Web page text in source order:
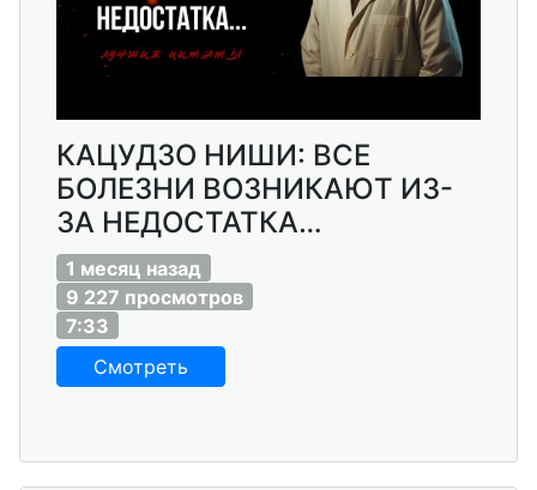
КАЦУДЗО НИШИ: ВСЕ
БОЛЕЗНИ ВОЗНИКАЮТ ИЗ-
ЗА НЕДОСТАТКА…
1 месяц назад
9 227 просмотров
7:33
Смотреть